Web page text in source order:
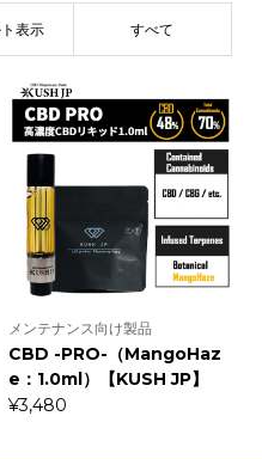
表示 すべて
メンテナンス向け製品
CBD -PRO-（MangoHaz
e：1.0ml）【KUSH JP】
¥3,480